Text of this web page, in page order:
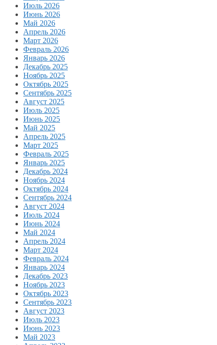
Июль 2026
Июнь 2026
Май 2026
Апрель 2026
Март 2026
Февраль 2026
Январь 2026
Декабрь 2025
Ноябрь 2025
Октябрь 2025
Сентябрь 2025
Август 2025
Июль 2025
Июнь 2025
Май 2025
Апрель 2025
Март 2025
Февраль 2025
Январь 2025
Декабрь 2024
Ноябрь 2024
Октябрь 2024
Сентябрь 2024
Август 2024
Июль 2024
Июнь 2024
Май 2024
Апрель 2024
Март 2024
Февраль 2024
Январь 2024
Декабрь 2023
Ноябрь 2023
Октябрь 2023
Сентябрь 2023
Август 2023
Июль 2023
Июнь 2023
Май 2023